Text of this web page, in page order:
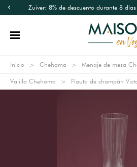
Zuiver: 8% de descuento durante 8
Inicio Chehoma Menaje de mesa
Vajilla Chehoma Flauta de champán